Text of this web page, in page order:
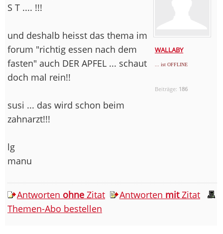
WALLABY
... ist OFFLINE
Beiträge: 186
S T .... !!!
und deshalb heisst das thema im
forum "richtig essen nach dem
fasten" auch DER APFEL ... schaut
doch mal rein!!
susi ... das wird schon beim
zahnarzt!!!
lg
manu
Antworten ohne Zitat Antworten mitZitat
Themen-Abo bestellen